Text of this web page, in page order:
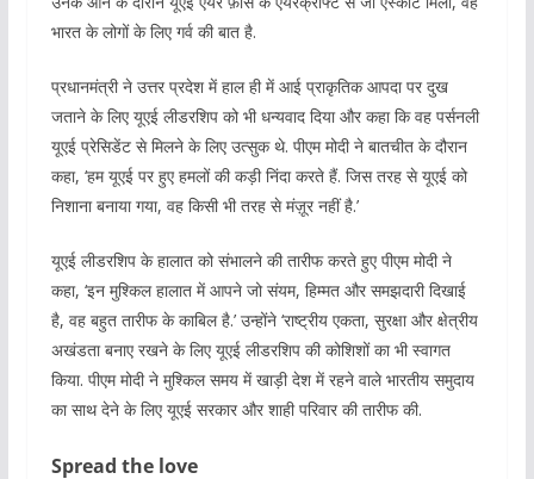
भारत के लोगों के लिए गर्व की बात है.
प्रधानमंत्री ने उत्तर प्रदेश में हाल ही में आई प्राकृतिक आपदा पर दुख
जताने के लिए यूएई लीडरशिप को भी धन्यवाद दिया और कहा कि वह पर्सनली
यूएई प्रेसिडेंट से मिलने के लिए उत्सुक थे. पीएम मोदी ने बातचीत के दौरान
कहा, ‘हम यूएई पर हुए हमलों की कड़ी निंदा करते हैं. जिस तरह से यूएई को
निशाना बनाया गया, वह किसी भी तरह से मंज़ूर नहीं है.’
यूएई लीडरशिप के हालात को संभालने की तारीफ करते हुए पीएम मोदी ने
कहा, ‘इन मुश्किल हालात में आपने जो संयम, हिम्मत और समझदारी दिखाई
है, वह बहुत तारीफ के काबिल है.’ उन्होंने ‘राष्ट्रीय एकता, सुरक्षा और क्षेत्रीय
अखंडता बनाए रखने के लिए यूएई लीडरशिप की कोशिशों का भी स्वागत
किया. पीएम मोदी ने मुश्किल समय में खाड़ी देश में रहने वाले भारतीय समुदाय
का साथ देने के लिए यूएई सरकार और शाही परिवार की तारीफ की.
Spread the love